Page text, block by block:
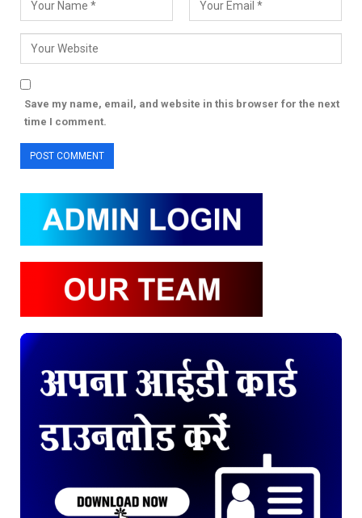
Save my name, email, and website in this browser for the next
time I comment.